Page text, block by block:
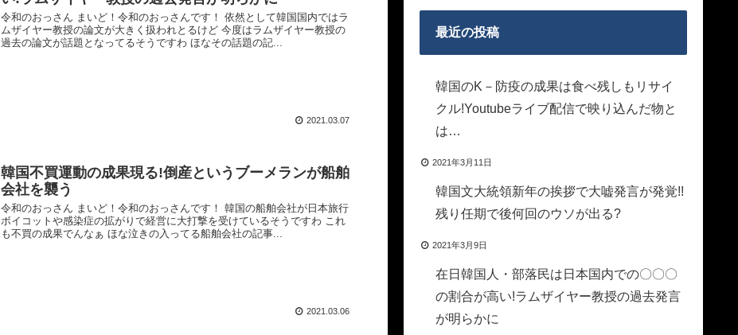
令和のおっさん まいど！令和のおっさんです！ 依然として韓国国内ではラ
ムザイヤー教授の論文が大きく扱われとるけど 今度はラムザイヤー教授の
過去の論文が話題となってるそうですわ ほなその話題の記...
2021.03.07
韓国不買運動の成果現る!倒産というブーメランが船舶
会社を襲う
令和のおっさん まいど！令和のおっさんです！ 韓国の船舶会社が日本旅行
ボイコットや感染症の拡がりで経営に大打撃を受けているそうですわ これ
も不買の成果でんなぁ ほな泣きの入ってる船舶会社の記事...
2021.03.06
最近の投稿
韓国のK－防疫の成果は食べ残しもリサイ
クル!Youtubeライブ配信で映り込んだ物と
は…
2021年3月11日
韓国文大統領新年の挨拶で大嘘発言が発覚!!
残り任期で後何回のウソが出る?
2021年3月9日
在日韓国人・部落民は日本国内での〇〇〇
の割合が高い!ラムザイヤー教授の過去発言
が明らかに